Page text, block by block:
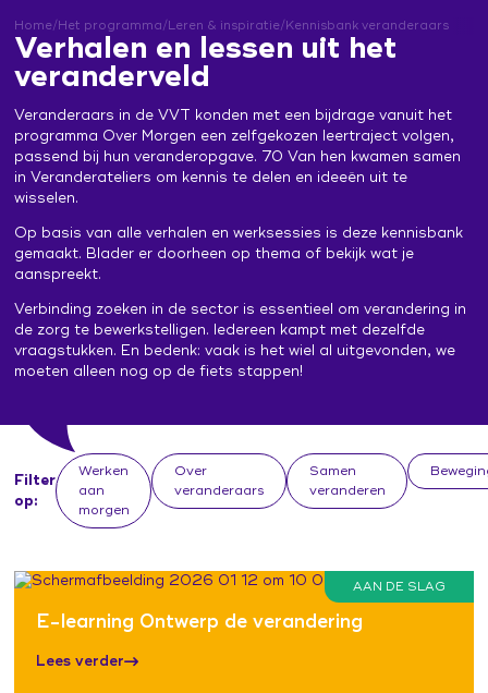
Praat vandaag over morgen (publiekscampagne)
Contacten en inspiratie
Zorg voor Morgen Festival 19 november 2026
Home/Het programma/Leren & inspiratie/Kennisbank veranderaars
Verhalen en lessen uit het
veranderveld
Veranderaars in de VVT konden met een bijdrage vanuit het
programma Over Morgen een zelfgekozen leertraject volgen,
passend bij hun veranderopgave. 70 Van hen kwamen samen
in Veranderateliers om kennis te delen en ideeën uit te
wisselen.
Op basis van alle verhalen en werksessies is deze kennisbank
gemaakt. Blader er doorheen op thema of bekijk wat je
aanspreekt.
Verbinding zoeken in de sector is essentieel om verandering in
de zorg te bewerkstelligen. Iedereen kampt met dezelfde
vraagstukken. En bedenk: vaak is het wiel al uitgevonden, we
moeten alleen nog op de fiets stappen!
Filter
op:
Werken
aan
morgen
Over
veranderaars
Samen
veranderen
AAN DE SLAG
E-learning Ontwerp de verandering
Lees verder